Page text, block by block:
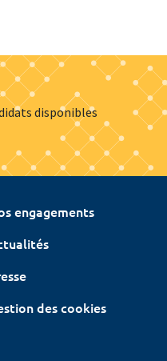
disponibles
engagements
des cookies